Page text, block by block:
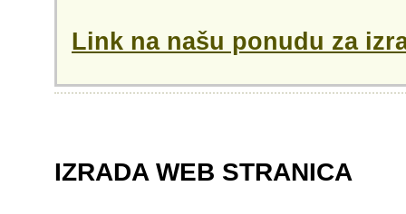
Link na našu ponudu za
IZRADA WEB STRANICA